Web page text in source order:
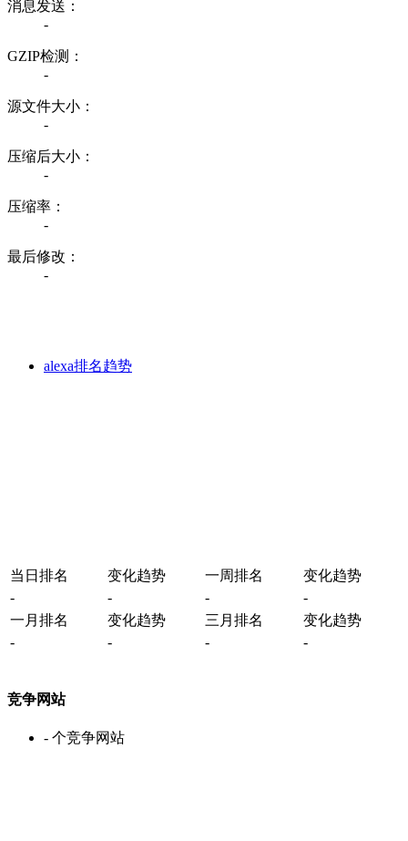
消息发送：
-
GZIP检测：
-
源文件大小：
-
压缩后大小：
-
压缩率：
-
最后修改：
-
alexa排名趋势
当日排名 变化趋势 一周排名
变化趋势
-
- -
-
一月排名
变化趋势 三月排名
变化趋势
-
- - -
竞争网站
- 个竞争网站